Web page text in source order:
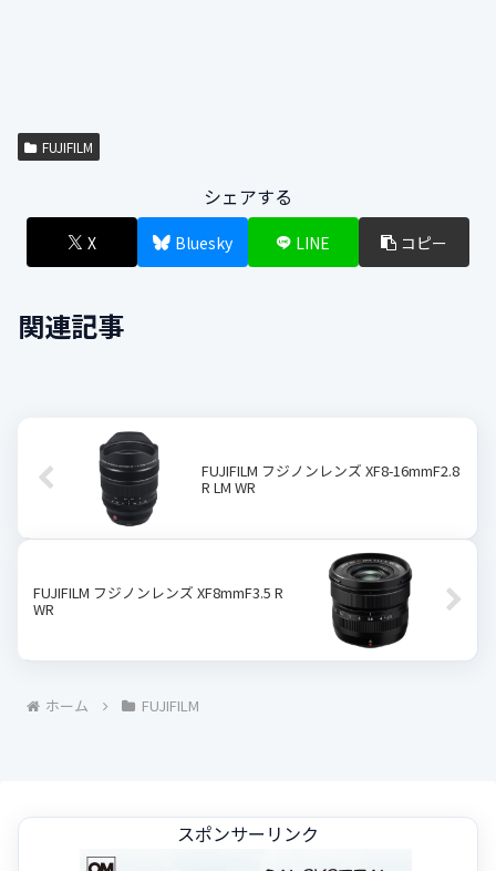
FUJIFILM
シェアする
X Bluesky LINE コピー
関連記事
FUJIFILM フジノンレンズ XF8-16mmF2.8
R LM WR
FUJIFILM フジノンレンズ XF8mmF3.5 R
WR
ホーム FUJIFILM
スポンサーリンク